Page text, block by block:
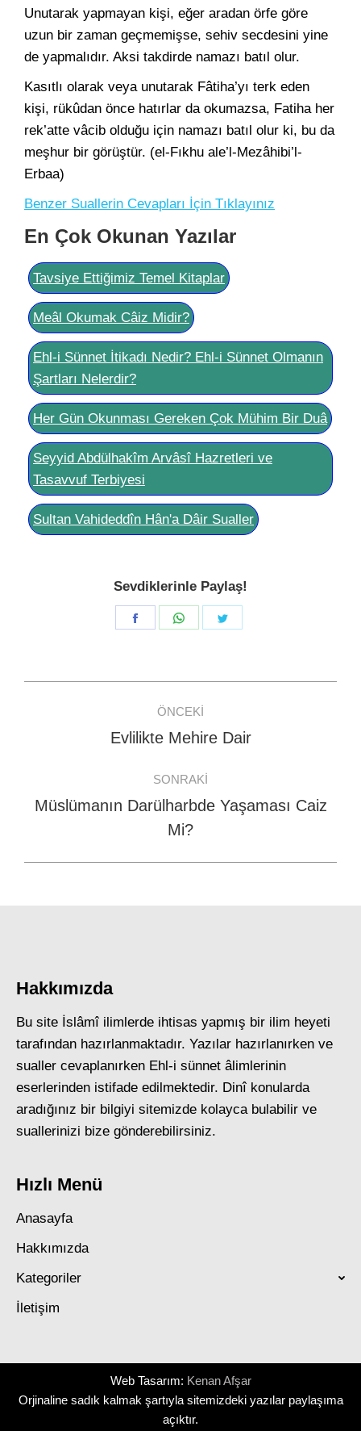
Unutarak yapmayan kişi, eğer aradan örfe göre
uzun bir zaman geçmemişse, sehiv secdesini yine
de yapmalıdır. Aksi takdirde namazı batıl olur.
Kasıtlı olarak veya unutarak Fâtiha’yı terk eden
kişi, rükûdan önce hatırlar da okumazsa, Fatiha her
rek’atte vâcib olduğu için namazı batıl olur ki, bu da
meşhur bir görüştür. (el-Fıkhu ale’l-Mezâhibi’l-
Erbaa)
Benzer Suallerin Cevapları İçin Tıklayınız
En Çok Okunan Yazılar
Tavsiye Ettiğimiz Temel Kitaplar
Meâl Okumak Câiz Midir?
Ehl-i Sünnet İtikadı Nedir? Ehl-i Sünnet Olmanın
Şartları Nelerdir?
Her Gün Okunması Gereken Çok Mühim Bir Duâ
Seyyid Abdülhakîm Arvâsî Hazretleri ve
Tasavvuf Terbiyesi
Sultan Vahideddîn Hân'a Dâir Sualler
Sevdiklerinle Paylaş!
Share
Share
navigation
ÖNCEKI
Previous
Evlilikte Mehire Dair
SONRAKI
Next
post:
Müslümanın Darülharbde Yaşaması Caiz
Mi?
Hakkımızda
Bu site İslâmî ilimlerde ihtisas yapmış bir ilim heyeti
tarafından hazırlanmaktadır. Yazılar hazırlanırken ve
sualler cevaplanırken Ehl-i sünnet âlimlerinin
eserlerinden istifade edilmektedir. Dinî konularda
aradığınız bir bilgiyi sitemizde kolayca bulabilir ve
suallerinizi bize gönderebilirsiniz.
Hızlı Menü
Anasayfa
Hakkımızda
Kategoriler
İletişim
Web Tasarım: Kenan Afşar
Orjinaline sadık kalmak şartıyla sitemizdeki yazılar paylaşıma
açıktır.